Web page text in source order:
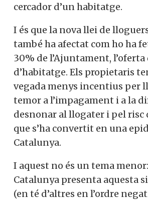
cercador d’un habitatge.
I és que la nova llei de
també ha afectat com ho ha
30% de l’Ajuntament, l’oferta
d’habitatge. Els propietaris
vegada menys incentius per
temor a l’impagament i a la
desnonar al llogater i pel risc
que s’ha convertit en una
Catalunya.
I aquest no és un tema
Catalunya presenta aquesta
(en té d’altres en l’ordre